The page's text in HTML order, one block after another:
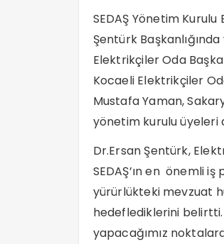
SEDAŞ Yönetim
Şentürk
Elektrikçiler Oda
Kocaeli Elektrikçiler
Mustafa Yaman,
yönetim kurulu üyeleri
Dr.Ersan Şentürk,
SEDAŞ’ın en önemli
yürürlükteki mevzuat
hedeflediklerini
yapacağımız